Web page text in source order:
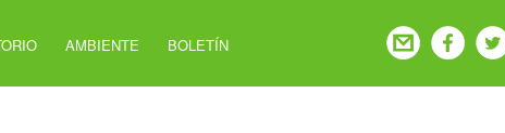
AMBIENTE BOLETÍN